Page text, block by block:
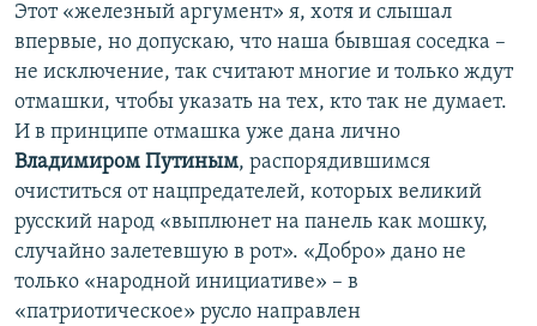
Этот «железный аргумент» я, хотя и слышал
впервые, но допускаю, что наша бывшая соседка –
не исключение, так считают многие и только ждут
отмашки, чтобы указать на тех, кто так не думает.
И в принципе отмашка уже дана лично
Владимиром Путиным, распорядившимся
очиститься от нацпредателей, которых великий
русский народ «выплюнет на панель как мошку,
случайно залетевшую в рот». «Добро» дано не
только «народной инициативе» – в
«патриотическое» русло направлен